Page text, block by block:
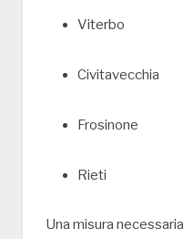
Viterbo
Civitavecchia
Frosinone
Rieti
Una misura